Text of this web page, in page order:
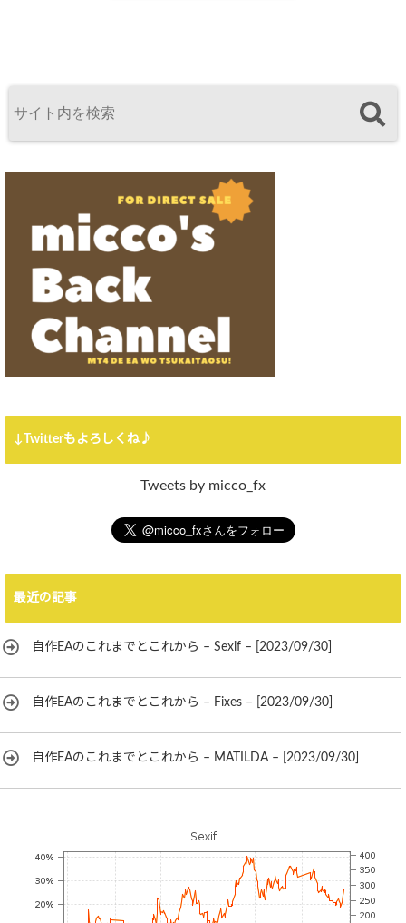
↓Twitterもよろしくね♪
Tweets by micco_fx
最近の記事
自作EAのこれまでとこれから – Sexif – [2023/09/30]
自作EAのこれまでとこれから – Fixes – [2023/09/30]
自作EAのこれまでとこれから – MATILDA – [2023/09/30]